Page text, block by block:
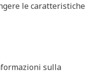
le caratteristiche
sulla